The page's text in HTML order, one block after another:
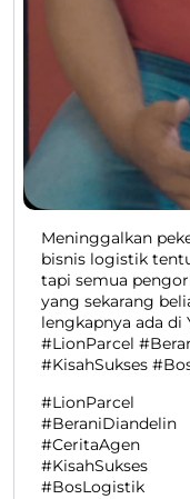
Meninggalkan
bisnis logistik
tapi semua
yang sekarang
lengkapnya ada di
#LionParcel
#KisahSukses
#LionParcel
#BeraniDiandelin
#CeritaAgen
#KisahSukses
#BosLogistik